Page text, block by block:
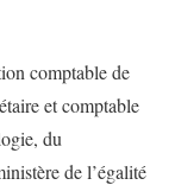
comptable de
et comptable
du
de l’égalité